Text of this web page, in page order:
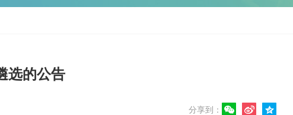
选的公告
分享到：